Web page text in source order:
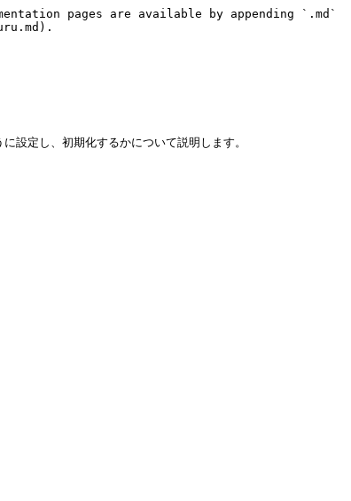
pages are available by appending `.md`
定し、初期化するかについて説明します。